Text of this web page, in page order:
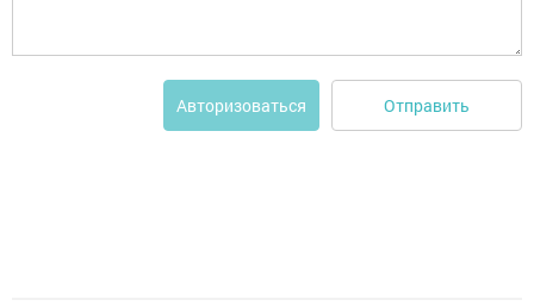
Авторизоваться Отправить